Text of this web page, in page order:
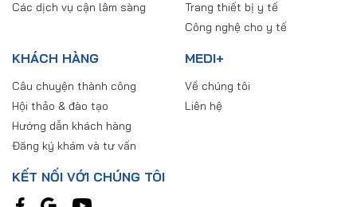
Các dịch vụ cận lâm sàng
Trang thiết bị y tế
Công nghệ cho y tế
KHÁCH HÀNG
Câu chuyện thành công
Hội thảo & đào tạo
Hướng dẫn khách hàng
Đăng ký khám và tư vấn
MEDI+
Về chúng tôi
Liên hệ
KẾT NỐI VỚI CHÚNG TÔI